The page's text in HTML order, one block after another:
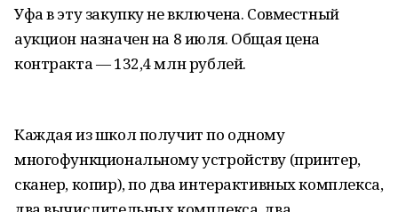
Уфа в эту закупку не включена. Совместный
аукцион назначен на 8 июля. Общая цена
контракта — 132,4 млн рублей.
Каждая из школ получит по одному
многофункциональному устройству (принтер,
сканер, копир), по два интерактивных комплекса,